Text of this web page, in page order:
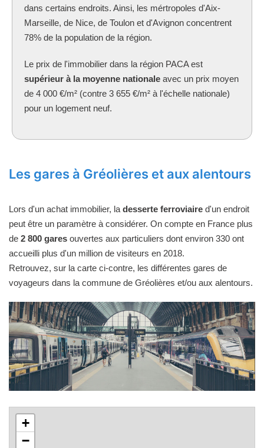
dans certains endroits. Ainsi, les mértropoles d'Aix-
Marseille, de Nice, de Toulon et d'Avignon concentrent
78% de la population de la région.
Le prix de l'immobilier dans la région PACA est
supérieur à la moyenne nationale avec un prix moyen
de 4 000 €/m² (contre 3 655 €/m² à l'échelle nationale)
pour un logement neuf.
Les gares à Gréolières et aux alentours
Lors d'un achat immobilier, la desserte ferroviaire d'un endroit
peut être un paramètre à considérer. On compte en France plus
de 2 800 gares ouvertes aux particuliers dont environ 330 ont
accueilli plus d'un million de visiteurs en 2018.
Retrouvez, sur la carte ci-contre, les différentes gares de
voyageurs dans la commune de Gréolières et/ou aux alentours.
+
−